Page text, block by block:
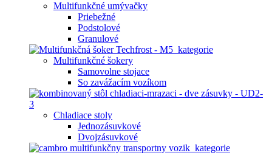
Multifunkčné umývačky
Priebežné
Podstolové
Granulové
Multifunkčné šokery
Samovolne stojace
So zavážacím vozíkom
Chladiace stoly
Jednozásuvkové
Dvojzásuvkové